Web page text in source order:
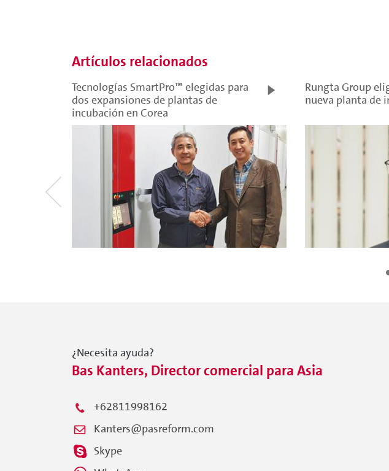
Artículos relacionados
Tecnologías SmartPro™ elegidas para
dos expansiones de plantas de
incubación en Corea
Rungta Group
nueva planta de
¿Necesita ayuda?
Bas Kanters, Director comercial para Asia
+62811998162
Kanters@pasreform.com
Skype